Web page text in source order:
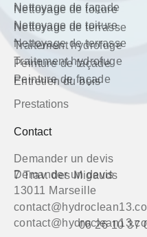
Nettoyage de façade
Nettoyage de toiture
Nettoyage de toiture
Nettoyage de terrasse
Nettoyage de terrasse
Traitement hydrofuge
Traitement hydrofuge
Peinture de façade
Peinture de façade
Entretien du bois
Prestations
Contact
Demander un devis
Demander un devis
7 Trav. des Migauds
13011 Marseille
06 26 10 37